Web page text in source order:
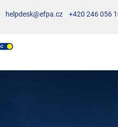
helpdesk@efpa.cz +420 246 056